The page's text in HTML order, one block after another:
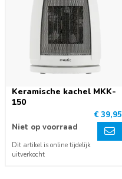
Keramische kachel MKK-
150
€ 39,95
Niet op voorraad
Dit artikel is online tijdelijk
uitverkocht